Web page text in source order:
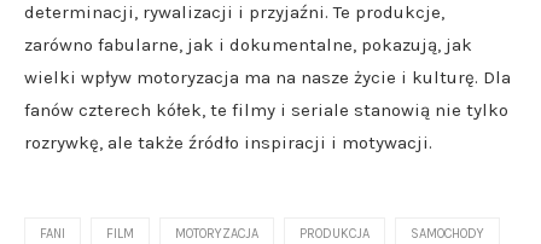
determinacji, rywalizacji i przyjaźni. Te produkcje,
zarówno fabularne, jak i dokumentalne, pokazują, jak
wielki wpływ motoryzacja ma na nasze życie i kulturę. Dla
fanów czterech kółek, te filmy i seriale stanowią nie tylko
rozrywkę, ale także źródło inspiracji i motywacji.
FANI FILM MOTORYZACJA PRODUKCJA SAMOCHODY